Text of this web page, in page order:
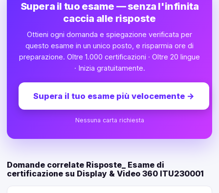
Supera il tuo esame — senza l'infinita
caccia alle risposte
Ottieni ogni domanda e spiegazione verificata per
questo esame in un unico posto, e risparmia ore di
preparazione. Oltre 1.000 certificazioni · Oltre 20 lingue
· Inizia gratuitamente.
Supera il tuo esame più velocemente →
Nessuna carta richiesta
Domande correlate Risposte_ Esame di
certificazione su Display & Video 360 ITU230001